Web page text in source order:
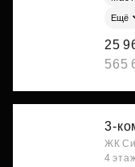
Ещё
25
565
3-
ЖК
4